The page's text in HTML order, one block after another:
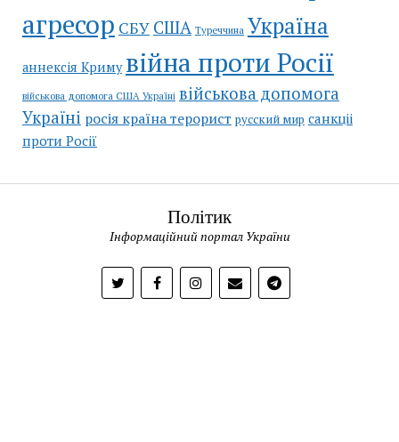
агресор СБУ США Туреччина Україна
аннексія Криму війна проти Росії
військова допомога США Україні військова допомога
Україні росія країна терорист русский мир санкціі
проти Росії
Політик
Інформаційний портал України